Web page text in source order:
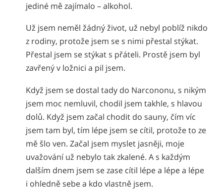
jediné mě zajímalo – alkohol.
Už jsem neměl žádný život, už nebyl poblíž nikdo
z rodiny, protože jsem se s nimi přestal stýkat.
Přestal jsem se stýkat s přáteli. Prostě jsem byl
zavřený v ložnici a pil jsem.
Když jsem se dostal tady do Narcononu, s nikým
jsem moc nemluvil, chodil jsem takhle, s hlavou
dolů. Když jsem začal chodit do sauny, čím víc
jsem tam byl, tím lépe jsem se cítil, protože to ze
mě šlo ven. Začal jsem myslet jasněji, moje
uvažování už nebylo tak zkalené. A s každým
dalším dnem jsem se zase cítil lépe a lépe a lépe
i ohledně sebe a kdo vlastně jsem.